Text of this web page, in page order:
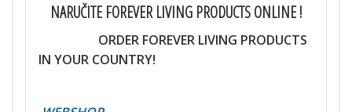
NARUČITE FOREVER LIVING PRODUCTS ONLINE !
ORDER FOREVER LIVING PRODUCTS
IN YOUR COUNTRY!